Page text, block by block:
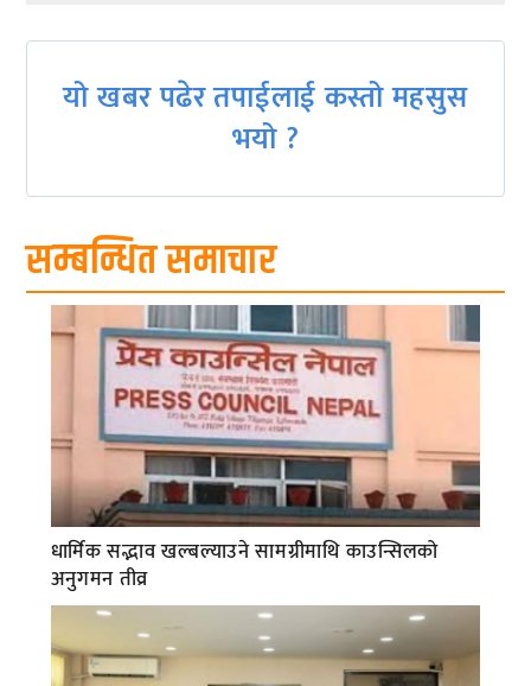
यो खबर पढेर तपाईलाई कस्तो महसुस
भयो ?
सम्बन्धित समाचार
धार्मिक सद्भाव खल्बल्याउने सामग्रीमाथि काउन्सिलको
अनुगमन तीव्र